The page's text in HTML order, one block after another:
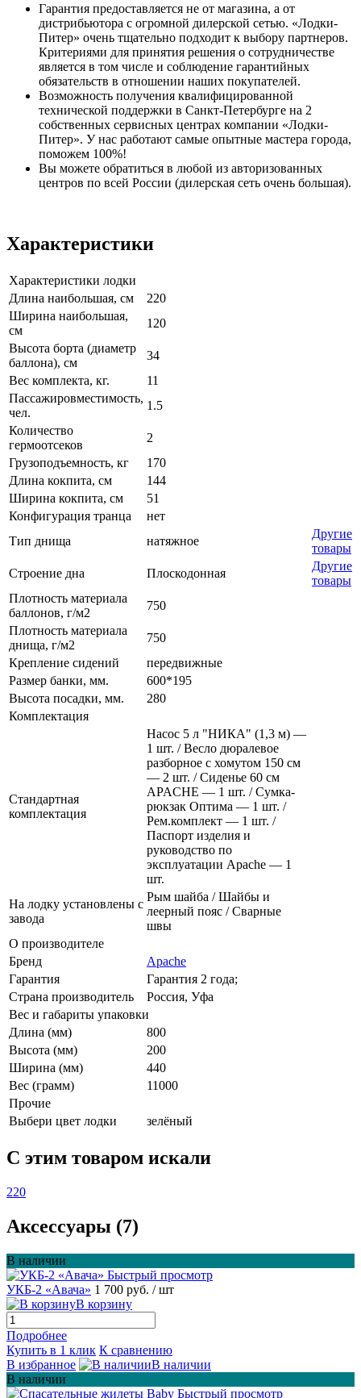
Гарантия предоставляется не от магазина, а от
дистрибьютора с огромной дилерской сетью. «Лодки-
Питер» очень тщательно подходит к выбору партнеров.
Критериями для принятия решения о сотрудничестве
является в том числе и соблюдение гарантийных
обязательств в отношении наших покупателей.
Возможность получения квалифицированной
технической поддержки в Санкт-Петербурге на 2
собственных сервисных центрах компании «Лодки-
Питер». У нас работают самые опытные мастера города,
поможем 100%!
Вы можете обратиться в любой из авторизованных
центров по всей России (дилерская сеть очень большая).
Характеристики
Характеристики лодки
Длина наибольшая, см
220
Ширина наибольшая,
см
120
Высота борта (диаметр
баллона), см
34
Вес комплекта, кг.
11
Пассажировместимость,
чел.
1.5
Количество
гермоотсеков
2
Грузоподъемность, кг
170
Длина кокпита, см
144
Ширина кокпита, см
51
Конфигурация транца
нет
Тип днища
натяжное
Другие
товары
Строение дна
Плоскодонная
Другие
товары
Плотность материала
баллонов, г/м2
750
Плотность материала
днища, г/м2
750
Крепление сидений
передвижные
Размер банки, мм.
600*195
Высота посадки, мм.
280
Комплектация
Стандартная
комплектация
Насос 5 л "НИКА" (1,3 м) —
1 шт. / Весло дюралевое
разборное с хомутом 150 см
— 2 шт. / Сиденье 60 см
APACHE — 1 шт. / Сумка-
рюкзак Оптима — 1 шт. /
Рем.комплект — 1 шт. /
Паспорт изделия и
руководство по
эксплуатации Apache — 1
шт.
На лодку установлены с
завода
Рым шайба / Шайбы и
леерный пояс / Сварные
швы
О производителе
Бренд
Apache
Гарантия
Гарантия 2 года;
Страна производитель
Россия, Уфа
Вес и габариты упаковки
Длина (мм)
800
Высота (мм)
200
Ширина (мм)
440
Вес (грамм)
11000
Прочие
Выбери цвет лодки
зелёный
C этим товаром искали
220
Аксессуары (7)
В наличии
Быстрый просмотр
УКБ-2 «Авача» 1 700 руб. / шт
В корзину
Подробнее
Купить в 1 клик К сравнению
В избранное
В наличии
В наличии
Быстрый просмотр